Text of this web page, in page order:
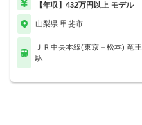
【年収】432万円以上 モデル
山梨県 甲斐市
ＪＲ中央本線(東京－松本) 竜王
駅